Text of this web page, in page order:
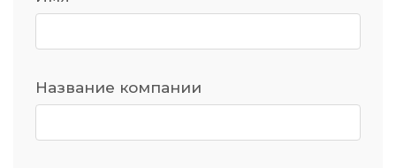
Название компании